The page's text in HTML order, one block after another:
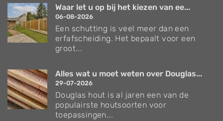
Waar let u op bij het kiezen van ee...
06-08-2026
Een schutting is veel meer dan een
erfafscheiding. Het bepaalt voor een
groot...
Alles wat u moet weten over Douglas...
29-07-2026
Douglas hout is al jaren een van de
populairste houtsoorten voor
toepassingen...